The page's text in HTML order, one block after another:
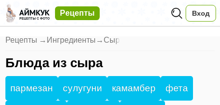
Рецепты Вход
Рецепты → Ингредиенты → Сыр
Блюда из сыра
пармезан сулугуни камамбер фета